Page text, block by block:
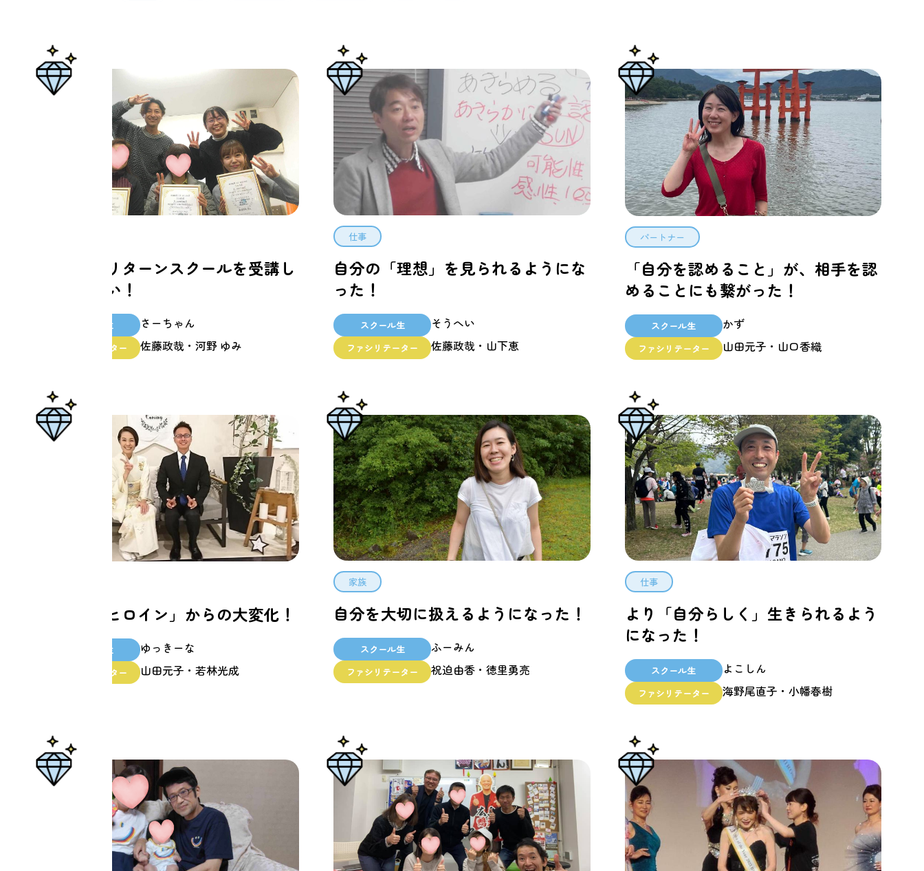
全人類、リターンスクールを受講し
た方がいい！
スクール生 さーちゃん
ファシリテーター 佐藤政哉・河野 ゆみ
仕事
自分の「理想」を見られるようにな
った！
スクール生 そうへい
ファシリテーター 佐藤政哉・山下恵
パートナー
「自分を認めること」が、相手を認
めることにも繋がった！
スクール生 かず
ファシリテーター 山田元子・山口香織
「悲劇のヒロイン」からの大変化！
スクール生 ゆっきーな
ファシリテーター 山田元子・若林光成
家族
自分を大切に扱えるようになった！
スクール生 ふーみん
ファシリテーター 祝迫由香・徳里勇亮
仕事
より「自分らしく」生きられるよう
になった！
スクール生 よこしん
ファシリテーター 海野尾直子・小幡春樹